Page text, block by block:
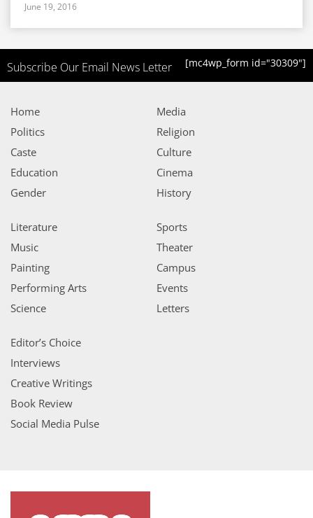
June 19, 2016
Subscribe Our Email News Letter [mc4wp_form id="30309"]
Home
Politics
Caste
Education
Gender
Media
Religion
Culture
Cinema
History
Literature
Music
Painting
Performing Arts
Science
Sports
Theater
Campus
Events
Letters
Editor’s Choice
Interviews
Creative Writings
Book Review
Social Media Pulse